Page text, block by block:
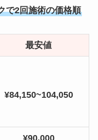
で2回施術の価格順
最安値
¥84,150~104,050
¥90,000